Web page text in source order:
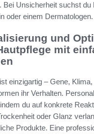
Bei Unsicherheit suchst du
oder einem Dermatologen.
und
mit
einzigartig – Gene,
ihr Verhalten.
du auf konkrete
oder Glanz
Produkte. Eine